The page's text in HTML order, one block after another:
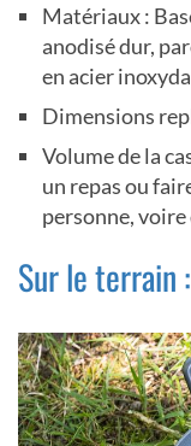
Matériaux :
anodisé dur,
en acier
Dimensions
Volume de la
un repas ou
personne, voire
Sur le terrain